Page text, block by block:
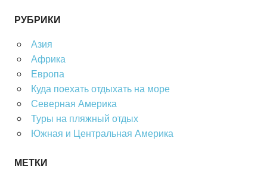
РУБРИКИ
Азия
Африка
Европа
Куда поехать отдыхать на море
Северная Америка
Туры на пляжный отдых
Южная и Центральная Америка
МЕТКИ